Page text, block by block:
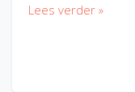
Lees verder »